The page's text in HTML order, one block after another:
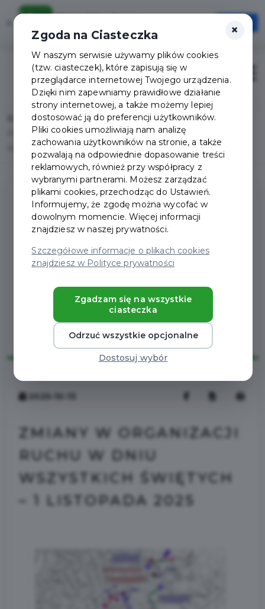
Szybciej, wygodniej, zawsze pod ręką
Otwórz
Zaloguj
Home
Lista aktualności
Zmiany w organizacji ruchu w dniu Wszystkich Świętych – 1 listopada
ZMIANY W ORGANIZACJI
RUCHU W DNIU
WSZYSTKICH ŚWIĘTYCH
– 1 LISTOPADA 2025
×
Zgoda na Ciasteczka
W naszym serwisie używamy plików cookies
(tzw. ciasteczek), które zapisują się w
przeglądarce internetowej Twojego urządzenia.
Dzięki nim zapewniamy prawidłowe działanie
strony internetowej, a także możemy lepiej
dostosować ją do preferencji użytkowników.
Pliki cookies umożliwiają nam analizę
zachowania użytkowników na stronie, a także
pozwalają na odpowiednie dopasowanie treści
reklamowych, również przy współpracy z
wybranymi partnerami. Możesz zarządzać
plikami cookies, przechodząc do Ustawień.
Informujemy, że zgodę można wycofać w
dowolnym momencie. Więcej informacji
znajdziesz w naszej prywatności.
Szczegółowe informacje o plikach cookies
znajdziesz w Polityce prywatności
Zgadzam się na wszystkie
ciasteczka
Odrzuć wszystkie opcjonalne
Dostosuj wybór